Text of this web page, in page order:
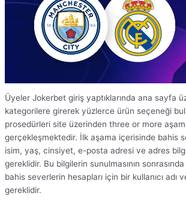
Üyeler Jokerbet giriş yaptıklarında ana sayfa
kategorilere girerek yüzlerce ürün seçeneği
prosedürleri site üzerinden three or more
gerçekleşmektedir. İlk aşama içerisinde bahis
isim, yaş, cinsiyet, e-posta adresi ve adres
gereklidir. Bu bilgilerin sunulmasının
bahis severlerin hesapları için bir kullanıcı adı
gereklidir.